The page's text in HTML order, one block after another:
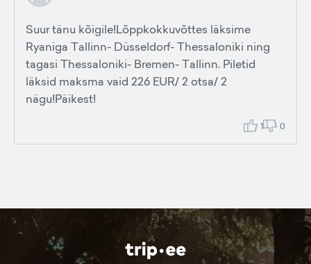
Suur tänu kõigile!Lõppkokkuvõttes läksime
Ryaniga Tallinn- Düsseldorf- Thessaloniki ning
tagasi Thessaloniki- Bremen- Tallinn. Piletid
läksid maksma vaid 226 EUR/ 2 otsa/ 2
nägu!Päikest!
1 0